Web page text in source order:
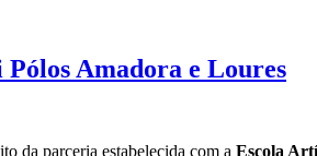
Amadora e Loures
da parceria estabelecida com a Escola